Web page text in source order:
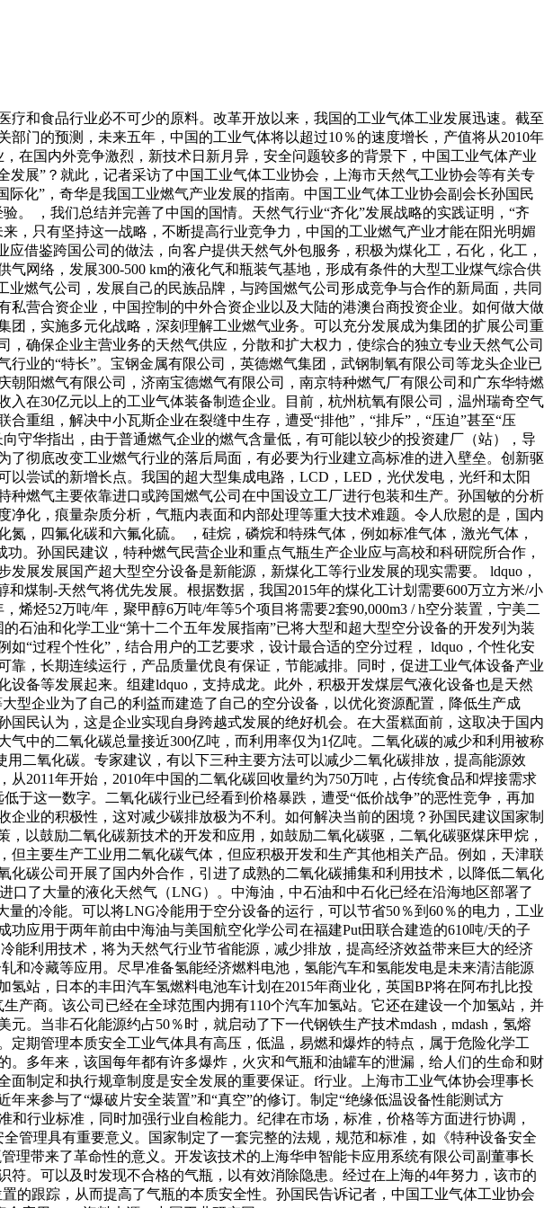
和食品行业必不可少的原料。改革开放以来，我国的工业气体工业发展迅速。截至
门的预测，未来五年，中国的工业气体将以超过10％的速度增长，产值将从2010年
在国内外竞争激烈，新技术日新月异，安全问题较多的背景下，中国工业气体产业
发展”？就此，记者采访了中国工业气体工业协会，上海市天然气工业协会等有关专
化”，奇华是我国工业燃气产业发展的指南。中国工业气体工业协会副会长孙国民
。 ，我们总结并完善了中国的国情。天然气行业“齐化”发展战略的实践证明，“齐
，只有坚持这一战略，不断提高行业竞争力，中国的工业燃气产业才能在阳光明媚
借鉴跨国公司的做法，向客户提供天然气外包服务，积极为煤化工，石化，化工，
网络，发展300-500 km的液化气和瓶装气基地，形成有条件的大型工业煤气综合供
燃气公司，发展自己的民族品牌，与跨国燃气公司形成竞争与合作的新局面，共同
营合资企业，中国控制的中外合资企业以及大陆的港澳台商投资企业。如何做大做
，实施多元化战略，深刻理解工业燃气业务。可以充分发展成为集团的扩展公司重
确保企业主营业务的天然气供应，分散和扩大权力，使综合的独立专业天然气公司
业的“特长”。宝钢金属有限公司，英德燃气集团，武钢制氧有限公司等龙头企业已
阳燃气有限公司，济南宝德燃气有限公司，南京特种燃气厂有限公司和广东华特燃
在30亿元以上的工业气体装备制造企业。目前，杭州杭氧有限公司，温州瑞奇空气
重组，解决中小瓦斯企业在裂缝中生存，遭受“排他”，“排斥”，“压迫”甚至“压
守华指出，由于普通燃气企业的燃气含量低，有可能以较少的投资建厂（站），导
彻底改变工业燃气行业的落后局面，有必要为行业建立高标准的进入壁垒。创新驱
尝试的新增长点。我国的超大型集成电路，LCD，LED，光伏发电，光纤和太阳
燃气主要依靠进口或跨国燃气公司在中国设立工厂进行包装和生产。孙国敏的分析
化，痕量杂质分析，气瓶内表面和内部处理等重大技术难题。令人欣慰的是，国内
，四氟化碳和六氟化硫。 ，硅烷，磷烷和特殊气体，例如标准气体，激光气体，
。孙国民建议，特种燃气民营企业和重点气瓶生产企业应与高校和科研院所合作，
展发展国产超大型空分设备是新能源，新煤化工等行业发展的现实需要。 ldquo，
煤制-天然气将优先发展。根据数据，我国2015年的煤化工计划需要600万立方米/小
烃52万吨/年，聚甲醇6万吨/年等5个项目将需要2套90,000m3 / h空分装置，宁美二
石油和化学工业“第十二个五年发展指南”已将大型和超大型空分设备的开发列为装
“过程个性化”，结合用户的工艺要求，设计最合适的空分过程， ldquo，个性化安
，长期连续运行，产品质量优良有保证，节能减排。同时，促进工业气体设备产业
备等发展起来。组建ldquo，支持成龙。此外，积极开发煤层气液化设备也是天然
型企业为了自己的利益而建造了自己的空分设备，以优化资源配置，降低生产成
民认为，这是企业实现自身跨越式发展的绝好机会。在大蛋糕面前，这取决于国内
中的二氧化碳总量接近300亿吨，而利用率仅为1亿吨。二氧化碳的减少和利用被称
二氧化碳。专家建议，有以下三种主要方法可以减少二氧化碳排放，提高能源效
2011年开始，2010年中国的二氧化碳回收量约为750万吨，占传统食品和焊接需求
于这一数字。二氧化碳行业已经看到价格暴跌，遭受“低价战争”的恶性竞争，再加
业的积极性，这对减少碳排放极为不利。如何解决当前的困境？孙国民建议国家制
以鼓励二氧化碳新技术的开发和应用，如鼓励二氧化碳驱，二氧化碳驱煤床甲烷，
主要生产工业用二氧化碳气体，但应积极开发和生产其他相关产品。例如，天津联
碳公司开展了国内外合作，引进了成熟的二氧化碳捕集和利用技术，以降低二氧化
了大量的液化天然气（LNG）。中海油，中石油和中石化已经在沿海地区部署了
的冷能。可以将LNG冷能用于空分设备的运行，可以节省50％到60％的电力，工业
应用于两年前由中海油与美国航空化学公司在福建Put田联合建造的610吨/天的子
利用技术，将为天然气行业节省能源，减少排放，提高经济效益带来巨大的经济
冷藏等应用。尽早准备氢能经济燃料电池，氢能汽车和氢能发电是未来清洁能源
站，日本的丰田汽车氢燃料电池车计划在2015年商业化，英国BP将在阿布扎比投
产商。该公司已经在全球范围内拥有110个汽车加氢站。它还在建设一个加氢站，并
。当非石化能源约占50％时，就启动了下一代钢铁生产技术mdash，mdash，氢熔
期管理本质安全工业气体具有高压，低温，易燃和爆炸的特点，属于危险化学工
多年来，该国每年都有许多爆炸，火灾和气瓶和油罐车的泄漏，给人们的生命和财
制定和执行规章制度是安全发展的重要保证。f行业。上海市工业气体协会理事长
来参与了“爆破片安全装置”和“真空”的修订。制定“绝缘低温设备性能测试方
行业标准，同时加强行业自检能力。纪律在市场，标准，价格等方面进行协调，
管理具有重要意义。国家制定了一套完整的法规，规范和标准，如《特种设备安全
理带来了革命性的意义。开发该技术的上海华申智能卡应用系统有限公司副董事长
。可以及时发现不合格的气瓶，以有效消除隐患。经过在上海的4年努力，该市的
的跟踪，从而提高了气瓶的本质安全性。孙国民告诉记者，中国工业气体工业协会